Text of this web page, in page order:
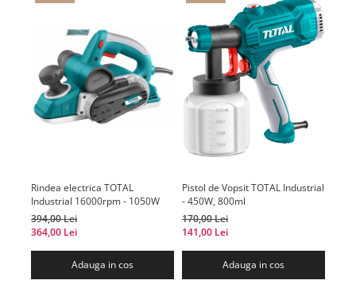
Rindea electrica TOTAL
Industrial 16000rpm - 1050W
394,00 Lei
364,00 Lei
Adauga in cos
Pistol de Vopsit TOTAL Industrial
- 450W, 800ml
170,00 Lei
141,00 Lei
Adauga in cos